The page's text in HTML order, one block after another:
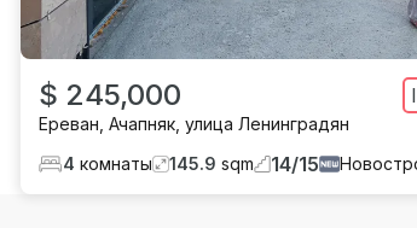
$ 245,000
Ереван Ачапняк улица Ленинградян
4 комнаты 145.9 sqm 14/15